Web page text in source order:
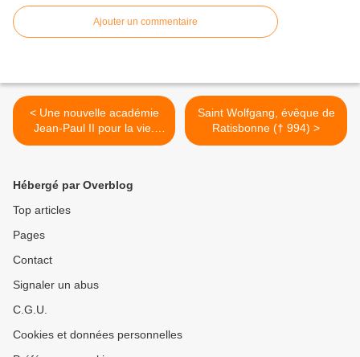
Ajouter un commentaire
< Une nouvelle académie
Jean-Paul II pour la vie.
Défendre la vie et ​​la famille,
Saint Wolfgang, évêque de
Ratisbonne († 994) >
Hébergé par Overblog
Top articles
Pages
Contact
Signaler un abus
C.G.U.
Cookies et données personnelles